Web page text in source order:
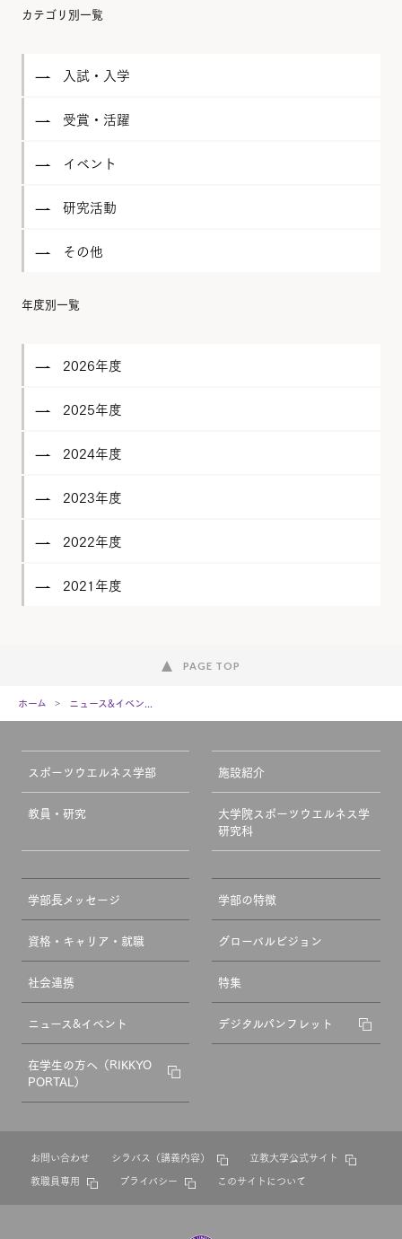
カテゴリ別一覧
入試・入学
受賞・活躍
イベント
研究活動
その他
年度別一覧
2026年度
2025年度
2024年度
2023年度
2022年度
2021年度
PAGE TOP
ホーム ニュース&イベン...
スポーツウエルネス学部 施設紹介
教員・研究
大学院スポーツウエルネス学
研究科
学部長メッセージ 学部の特徴
資格・キャリア・就職 グローバルビジョン
社会連携 特集
ニュース&イベント デジタルパンフレット
在学生の方へ（RIKKYO
PORTAL）
お問い合わせ シラバス（講義内容）
立教大学公式サイト
教職員専用
プライバシー このサイトについて